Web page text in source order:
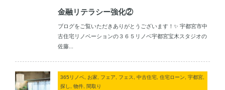
金融リテラシー強化②
ブログをご覧いただきありがとうございます！✨ 宇都宮市中
古住宅リノベーションの３６５リノベ宇都宮宝木スタジオの
佐藤...
365リノベ, お家, フェア, フェス, 中古住宅, 住宅ローン, 宇都宮,
探し, 物件, 間取り